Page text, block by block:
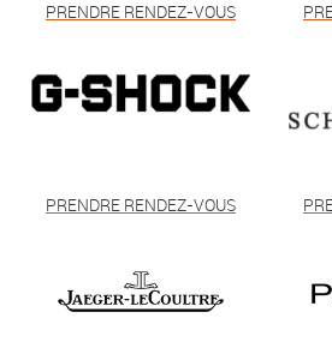
PRENDRE RENDEZ-VOUS
PRENDRE RENDEZ-VOUS